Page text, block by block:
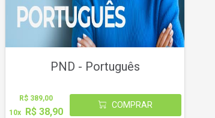
PND - Português
R$ 389,00
10x R$ 38,90
COMPRAR